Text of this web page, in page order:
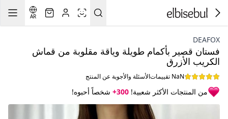
AR
DEAFOX
فستان قصير بأكمام طويلة وياقة مقلوبة من قماش
الكريب الأزرق
NaN تقييمات الأسئلة والأجوبة عن المنتج
من المنتجات الأكثر شعبية! 300+ شخصاً أحبوه!